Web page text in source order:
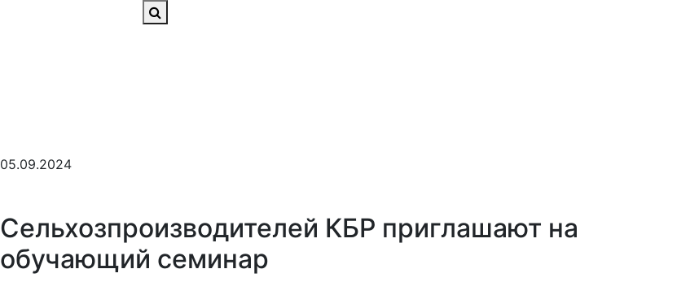
05.09.2024
Сельхозпроизводителей КБР приглашают на
обучающий семинар